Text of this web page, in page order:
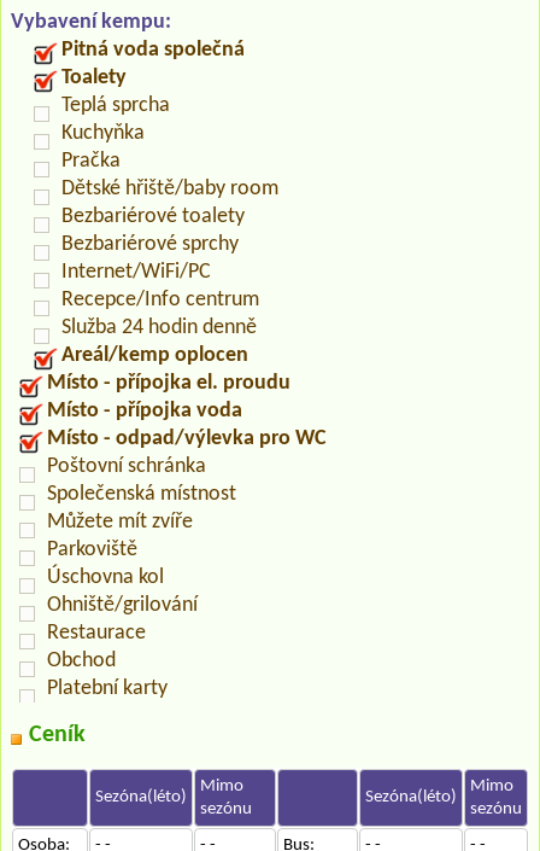
Vybavení kempu:
Pitná voda společná
Toalety
Teplá sprcha
Kuchyňka
Pračka
Dětské hřiště/baby room
Bezbariérové toalety
Bezbariérové sprchy
Internet/WiFi/PC
Recepce/Info centrum
Služba 24 hodin denně
Areál/kemp oplocen
Místo - přípojka el. proudu
Místo - přípojka voda
Místo - odpad/výlevka pro WC
Poštovní schránka
Společenská místnost
Můžete mít zvíře
Parkoviště
Úschovna kol
Ohniště/grilování
Restaurace
Obchod
Platební karty
Ceník
Sezóna(léto)
Mimo
sezónu
Sezóna(léto)
Mimo
sezónu
Osoba:
- - - - Bus: - - - -